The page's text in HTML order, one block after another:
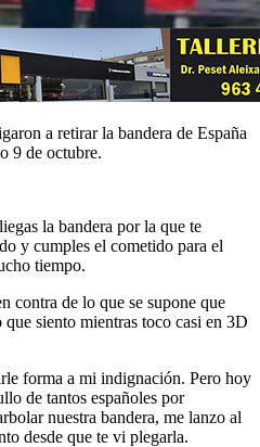
a retirar la bandera de España
9 de octubre.
la bandera por la que te
y cumples el cometido para el
tiempo.
contra de lo que se supone que
siento mientras toco casi en 3D
forma a mi indignación. Pero hoy
de tantos españoles por
nuestra bandera, me lanzo al
desde que te vi plegarla.